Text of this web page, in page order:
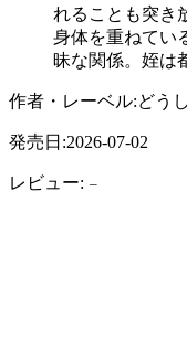
れることも突き
身体を重ねてい
昧な関係。姪は
作者・レーベル:どう
発売日:2026-07-02
レビュー: –